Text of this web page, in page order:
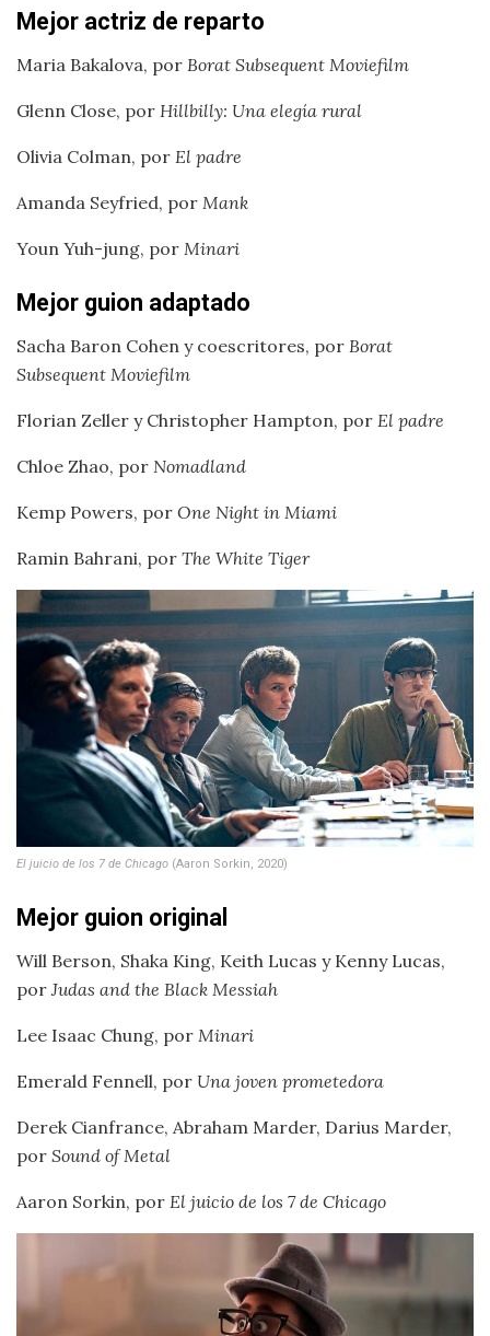
Mejor actriz de reparto
Maria Bakalova, por Borat Subsequent Moviefilm
Glenn Close, por Hillbilly: Una elegía rural
Olivia Colman, por El padre
Amanda Seyfried, por Mank
Youn Yuh-jung, por Minari
Mejor guion adaptado
Sacha Baron Cohen y coescritores, por Borat
Subsequent Moviefilm
Florian Zeller y Christopher Hampton, por El padre
Chloe Zhao, por Nomadland
Kemp Powers, por One Night in Miami
Ramin Bahrani, por The White Tiger
El juicio de los 7 de Chicago (Aaron Sorkin, 2020)
Mejor guion original
Will Berson, Shaka King, Keith Lucas y Kenny Lucas,
por Judas and the Black Messiah
Lee Isaac Chung, por Minari
Emerald Fennell, por Una joven prometedora
Derek Cianfrance, Abraham Marder, Darius Marder,
por Sound of Metal
Aaron Sorkin, por El juicio de los 7 de Chicago